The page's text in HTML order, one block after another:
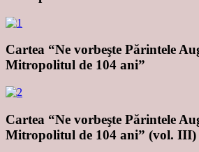
Cartea “Ne vorbeşte Părintele
Mitropolitul de 104 ani”
Cartea “Ne vorbeşte Părintele
Mitropolitul de 104 ani” (vol. III)